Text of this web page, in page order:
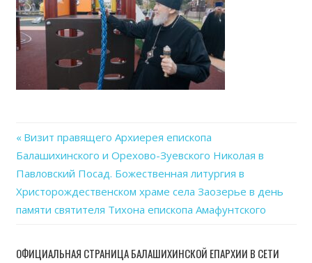
Навигация
по
записям
Previous
Post:
Визит правящего Архиерея епископа
Балашихинского и Орехово-Зуевского Николая в
Павловский Посад. Божественная литургия в
Христорождественском храме села Заозерье в день
памяти святителя Тихона епископа Амафунтского
ОФИЦИАЛЬНАЯ СТРАНИЦА БАЛАШИХИНСКОЙ ЕПАРХИИ В СЕТИ